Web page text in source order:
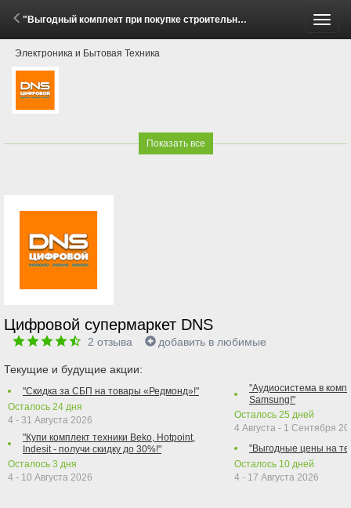
"Выгодный комплект при покупке строительного пылесоса Karcher!" (7 Апреля - 14 Мая 2026)
Электроника и Бытовая Техника
Показать все
Цифровой супермаркет DNS
2 отзыва добавить в любимые
Текущие и будущие акции:
"Скидка за СБП на товары «Редмонд»!"
Осталось 24 дня
4 - 31 Августа 2026
"Купи комплект техники Beko, Hotpoint,
Indesit - получи скидку до 30%!"
Осталось 3 дня
4 - 10 Августа 2026
"Аудиосистема в
Samsung!"
Осталось 25 дней
4 Августа - 1 Сентября
"Выгодные цены на
Осталось 10 дней
4 - 17 Августа 2026